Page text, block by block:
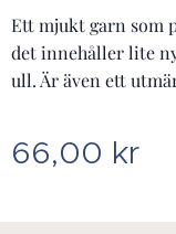
Ett mjukt garn som
det innehåller lite
ull. Är även ett
66,00 kr